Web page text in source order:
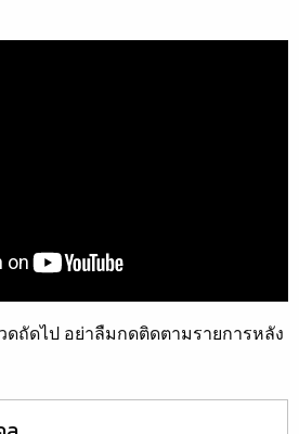
ดถัดไป อย่าลืมกดติดตามรายการหลัง